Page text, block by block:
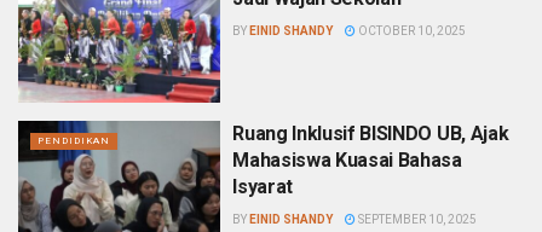
BY EINID SHANDY OCTOBER 10, 2025
PENDIDIKAN
Ruang Inklusif BISINDO UB, Ajak
Mahasiswa Kuasai Bahasa
Isyarat
BY EINID SHANDY SEPTEMBER 10, 2025